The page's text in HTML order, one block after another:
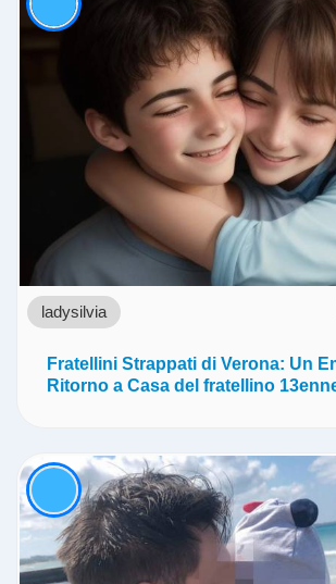
ladysilvia
Fratellini Strappati di Verona: Un
Ritorno a Casa del fratellino